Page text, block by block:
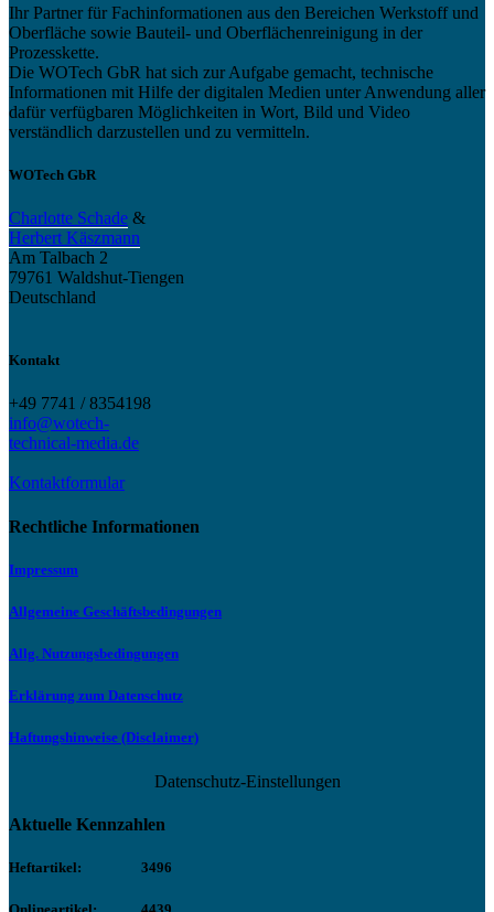
Ihr Partner für Fachinformationen aus den Bereichen Werkstoff und
Oberfläche sowie Bauteil- und Oberflächenreinigung in der
Prozesskette.
Die WOTech GbR hat sich zur Aufgabe gemacht, technische
Informationen mit Hilfe der digitalen Medien unter Anwendung aller
dafür verfügbaren Möglichkeiten in Wort, Bild und Video
verständlich darzustellen und zu vermitteln.
WOTech GbR
Charlotte Schade &
Herbert Käszmann
Am Talbach 2
79761 Waldshut-Tiengen
Deutschland
Kontakt
+49 7741 / 8354198
info@wotech-
technical-media.de
Kontaktformular
Rechtliche Informationen
Impressum
Allgemeine Geschäftsbedingungen
Allg. Nutzungsbedingungen
Erklärung zum Datenschutz
Haftungshinweise (Disclaimer)
Datenschutz-Einstellungen
Aktuelle Kennzahlen
Heftartikel: 3496